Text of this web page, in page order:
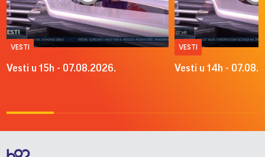
VESTI
Vesti u 15h - 07.08.2026.
VESTI
Vesti u 14h -